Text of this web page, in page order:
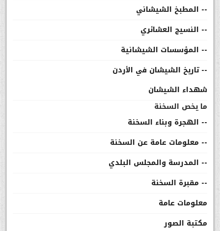
-- المطبخ الشيشاني
-- النسيج العشائري
-- المؤسسات الشيشانية
-- تاريخ الشيشان في الأردن
شهداء الشيشان
ما يخص السخنة
-- الهجرة وبناء السخنة
-- معلومات عامة عن السخنة
-- المدرسة والمجلس البلدي
-- مقبرة السخنة
معلومات عامة
مكتبة الصور